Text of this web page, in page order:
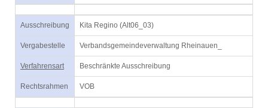
Ausschreibung Kita Regino (Alt06_03)
Vergabestelle Verbandsgemeindeverwaltung Rheinauen_
Verfahrensart Beschränkte Ausschreibung
Rechtsrahmen VOB